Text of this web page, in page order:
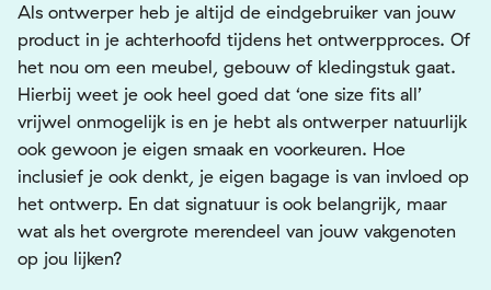
Als ontwerper heb je altijd de eindgebruiker van jouw
product in je achterhoofd tijdens het ontwerpproces. Of
het nou om een meubel, gebouw of kledingstuk gaat.
Hierbij weet je ook heel goed dat ‘one size fits all’
vrijwel onmogelijk is en je hebt als ontwerper natuurlijk
ook gewoon je eigen smaak en voorkeuren. Hoe
inclusief je ook denkt, je eigen bagage is van invloed op
het ontwerp. En dat signatuur is ook belangrijk, maar
wat als het overgrote merendeel van jouw vakgenoten
op jou lijken?